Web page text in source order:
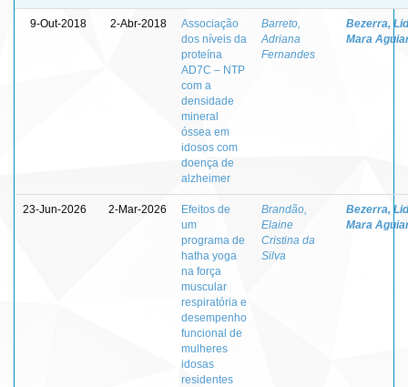
9-Out-2018 2-Abr-2018
Associação
dos níveis da
proteína
AD7C – NTP
com a
densidade
mineral
óssea em
idosos com
doença de
alzheimer
Barreto,
Adriana
Fernandes
Bezerra,
Mara
23-Jun-2026 2-Mar-2026
Efeitos de
um
programa de
hatha yoga
na força
muscular
respiratória e
desempenho
funcional de
mulheres
idosas
residentes
Brandão,
Elaine
Cristina da
Silva
Bezerra,
Mara